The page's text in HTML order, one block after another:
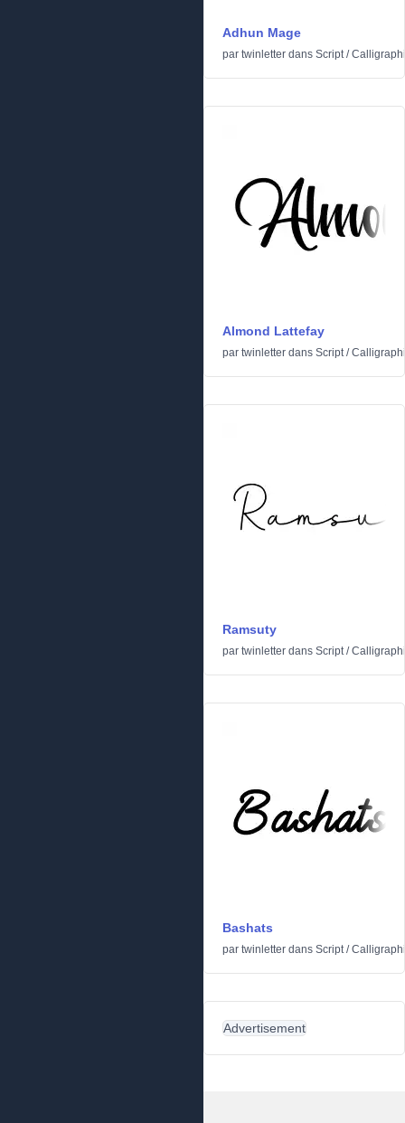
Adhun Mage
par twinletter dans Script/
Almond Lattefay
par twinletter dans Script/
Ramsuty
par twinletter dans Script/
Bashats
par twinletter dans Script/
Advertisement